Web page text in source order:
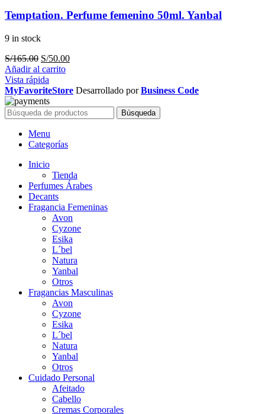
Temptation. Perfume femenino 50ml. Yanbal
9 in stock
S/165.00 El
precio
original
era:
S/165.00.
S/50.00El
es:
Añadir al carrito
Vista rápida
MyFavoriteStore Desarrollado porBusiness Code
Búsqueda
Menu
Categorías
Inicio
Tienda
Perfumes Árabes
Decants
Fragancia Femeninas
Avon
Cyzone
Esika
L´bel
Natura
Yanbal
Otros
Fragancias Masculinas
Avon
Cyzone
Esika
L´bel
Natura
Yanbal
Otros
Cuidado Personal
Afeitado
Cabello
Cremas Corporales